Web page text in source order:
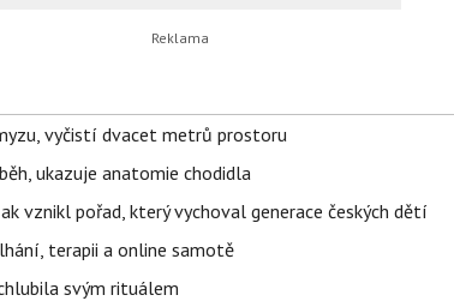
vyčistí dvacet metrů prostoru
ukazuje anatomie chodidla
vznikl pořad, který vychoval generace českých dětí
terapii a online samotě
svým rituálem